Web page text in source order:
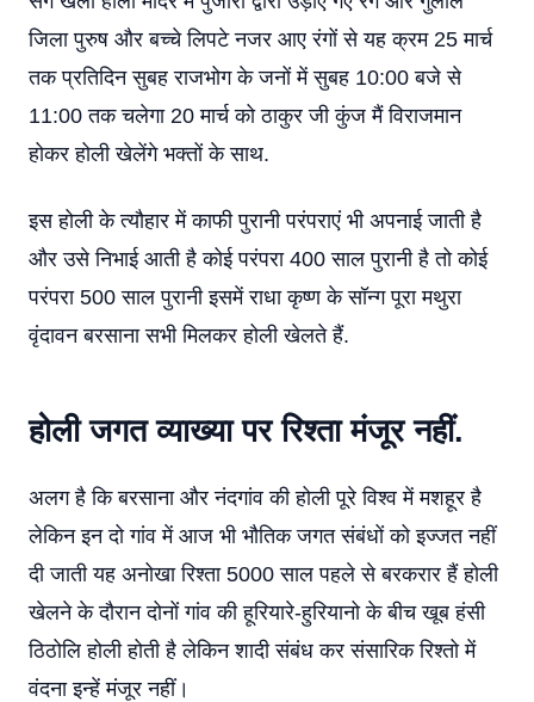
जिला पुरुष और बच्चे लिपटे नजर आए रंगों से यह क्रम 25 मार्च
तक प्रतिदिन सुबह राजभोग के जनों में सुबह 10:00 बजे से
11:00 तक चलेगा 20 मार्च को ठाकुर जी कुंज मैं विराजमान
होकर होली खेलेंगे भक्तों के साथ.
इस होली के त्यौहार में काफी पुरानी परंपराएं भी अपनाई जाती है
और उसे निभाई आती है कोई परंपरा 400 साल पुरानी है तो कोई
परंपरा 500 साल पुरानी इसमें राधा कृष्ण के सॉन्ग पूरा मथुरा
वृंदावन बरसाना सभी मिलकर होली खेलते हैं.
होली जगत व्याख्या पर रिश्ता मंजूर नहीं.
अलग है कि बरसाना और नंदगांव की होली पूरे विश्व में मशहूर है
लेकिन इन दो गांव में आज भी भौतिक जगत संबंधों को इज्जत नहीं
दी जाती यह अनोखा रिश्ता 5000 साल पहले से बरकरार हैं होली
खेलने के दौरान दोनों गांव की हूरियारे-हुरियानो के बीच खूब हंसी
ठिठोलि होली होती है लेकिन शादी संबंध कर संसारिक रिश्तो में
वंदना इन्हें मंजूर नहीं।